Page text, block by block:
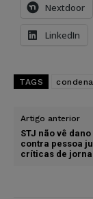
Nextdoor
LinkedIn
TAGS
Artigo anterior
STJ não vê
contra pessoa
críticas de